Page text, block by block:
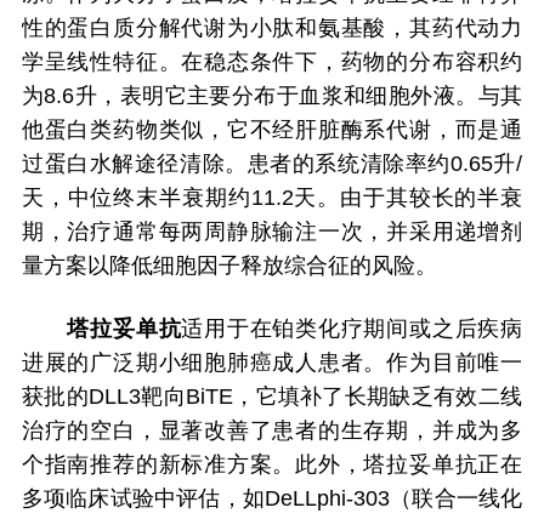
性的蛋白质分解代谢为小肽和氨基酸，其药代动力
学呈线性特征。在稳态条件下，药物的分布容积约
为8.6升，表明它主要分布于血浆和细胞外液。与其
他蛋白类药物类似，它不经肝脏酶系代谢，而是通
过蛋白水解途径清除。患者的系统清除率约0.65升/
天，中位终末半衰期约11.2天。由于其较长的半衰
期，治疗通常每两周静脉输注一次，并采用递增剂
量方案以降低细胞因子释放综合征的风险。
塔拉妥单抗适用于在铂类化疗期间或之后疾病
进展的广泛期小细胞肺癌成人患者。作为目前唯一
获批的DLL3靶向BiTE，它填补了长期缺乏有效二线
治疗的空白，显著改善了患者的生存期，并成为多
个指南推荐的新标准方案。此外，塔拉妥单抗正在
多项临床试验中评估，如DeLLphi‑303（联合一线化